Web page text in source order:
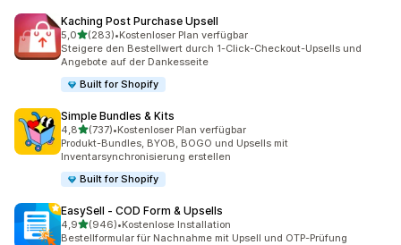
Kaching Post Purchase Upsell
5,0von 5 Sternen
(283)
283 Rezensionen insgesamt
•Kostenloser Plan verfügbar
Steigere den Bestellwert durch 1-Click-Checkout-Upsells und
Angebote auf der Dankesseite
Built for Shopify
Simple Bundles & Kits
4,8von 5 Sternen
(737)
737 Rezensionen insgesamt
•Kostenloser Plan verfügbar
Produkt-Bundles, BYOB, BOGO und Upsells mit
Inventarsynchronisierung erstellen
Built for Shopify
EasySell ‑ COD Form & Upsells
4,9von 5 Sternen
(946)
946 Rezensionen insgesamt
•Kostenlose Installation
Bestellformular für Nachnahme mit Upsell und OTP-Prüfung